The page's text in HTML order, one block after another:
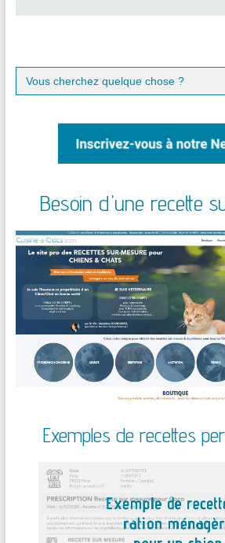
Search
for:
Besoin d'une recette
Exemples de recettes